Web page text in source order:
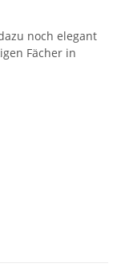
noch elegant
Fächer in